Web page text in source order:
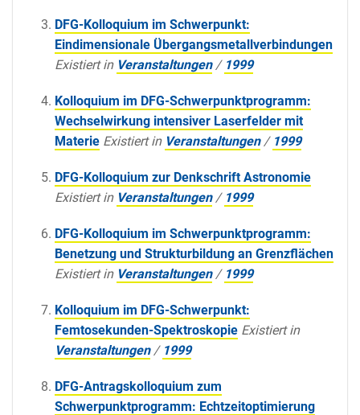
DFG-Kolloquium im Schwerpunkt:
Eindimensionale Übergangsmetallverbindungen
Existiert in Veranstaltungen / 1999
Kolloquium im DFG-Schwerpunktprogramm:
Wechselwirkung intensiver Laserfelder mit
Materie Existiert in Veranstaltungen / 1999
DFG-Kolloquium zur Denkschrift Astronomie
Existiert in Veranstaltungen / 1999
DFG-Kolloquium im Schwerpunktprogramm:
Benetzung und Strukturbildung an Grenzflächen
Existiert in Veranstaltungen / 1999
Kolloquium im DFG-Schwerpunkt:
Femtosekunden-Spektroskopie Existiert in
Veranstaltungen / 1999
DFG-Antragskolloquium zum
Schwerpunktprogramm: Echtzeitoptimierung